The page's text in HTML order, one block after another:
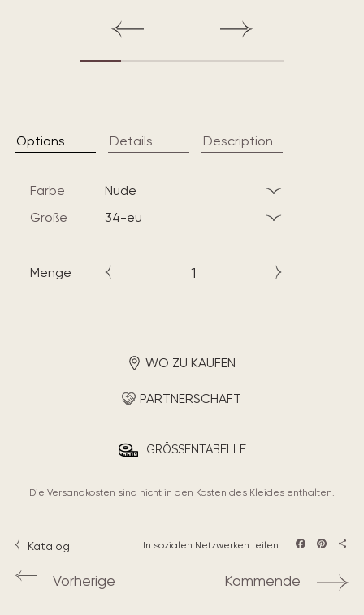
Options Details Description
Farbe
nude
Größe
34-eu
Menge
WO ZU KAUFEN
PARTNERSCHAFT
GRÖSSENTABELLE
Die Versandkosten sind nicht in den Kosten des Kleides enthalten.
Katalog In sozialen Netzwerken teilen
Vorherige Kommende